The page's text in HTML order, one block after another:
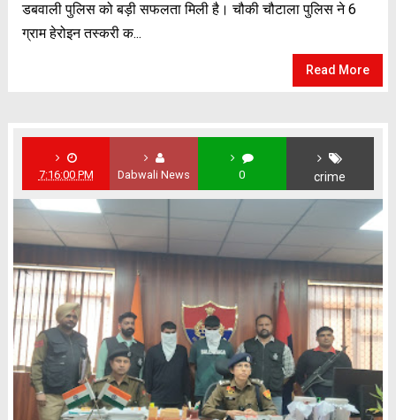
डबवाली पुलिस को बड़ी सफलता मिली है। चौकी चौटाला पुलिस ने 6
ग्राम हेरोइन तस्करी क...
Read More
7:16:00 PM Dabwali News 0 crime